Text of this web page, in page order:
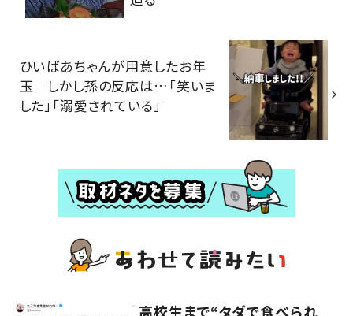
ひいばあちゃんが用意したお年
玉 しかし孫の反応は…「笑いま
した」「溺愛されている」
高校生まで“タダで食べられ